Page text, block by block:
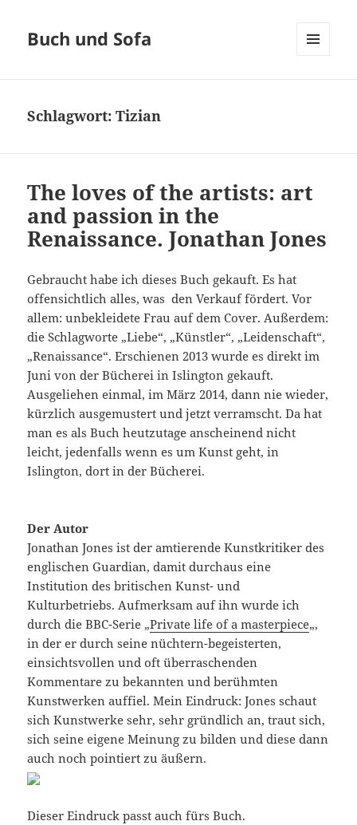
Buch und Sofa
Schlagwort:Tizian
The loves of the artists: art
and passion in the
Renaissance. Jonathan Jones
Gebraucht habe ich dieses Buch gekauft. Es hat
offensichtlich alles, was den Verkauf fördert. Vor
allem: unbekleidete Frau auf dem Cover. Außerdem:
die Schlagworte „Liebe“, „Künstler“, „Leidenschaft“,
„Renaissance“. Erschienen 2013 wurde es direkt im
Juni von der Bücherei in Islington gekauft.
Ausgeliehen einmal, im März 2014, dann nie wieder,
kürzlich ausgemustert und jetzt verramscht. Da hat
man es als Buch heutzutage anscheinend nicht
leicht, jedenfalls wenn es um Kunst geht, in
Islington, dort in der Bücherei.
Der Autor
Jonathan Jones ist der amtierende Kunstkritiker des
englischen Guardian, damit durchaus eine
Institution des britischen Kunst- und
Kulturbetriebs. Aufmerksam auf ihn wurde ich
durch die BBC-Serie „Private life of a masterpiece„,
in der er durch seine nüchtern-begeisterten,
einsichtsvollen und oft überraschenden
Kommentare zu bekannten und berühmten
Kunstwerken auffiel. Mein Eindruck: Jones schaut
sich Kunstwerke sehr, sehr gründlich an, traut sich,
sich seine eigene Meinung zu bilden und diese dann
auch noch pointiert zu äußern.
Dieser Eindruck passt auch fürs Buch.